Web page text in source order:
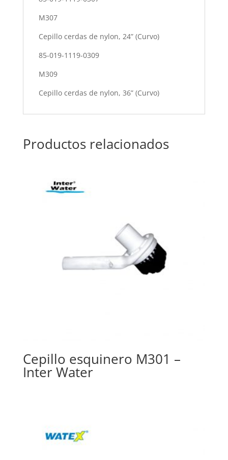
M307
Cepillo cerdas de nylon, 24” (Curvo)
85-019-1119-0309
M309
Cepillo cerdas de nylon, 36” (Curvo)
Productos relacionados
Cepillo esquinero M301 –
Inter Water